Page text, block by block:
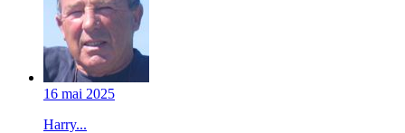
16 mai 2025
Harry...